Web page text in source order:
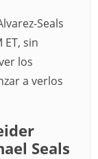
Seals
ET, sin
los
a verlos
Seals